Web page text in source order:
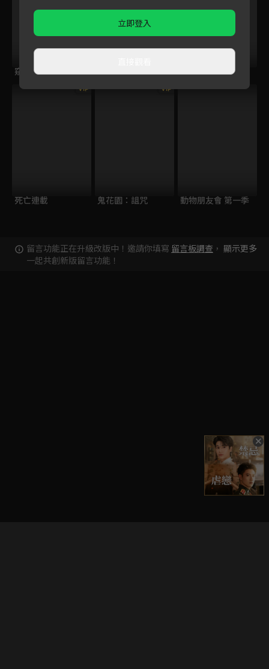
窺伺之眼 厄夜直播 女囚靈
VIP
死亡連載
VIP
鬼花園：詛咒 動物朋友會 第一季
留言功能正在升級改版中！邀請你填寫 留言板調查 ，
一起共創新版留言功能！
顯示更多
立即登入